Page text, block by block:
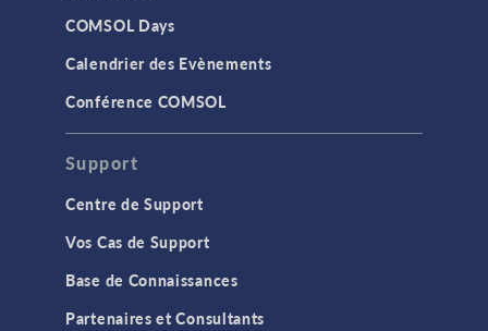
COMSOL Days
Calendrier des Evènements
Conférence COMSOL
Support
Centre de Support
Vos Cas de Support
Base de Connaissances
Partenaires et Consultants